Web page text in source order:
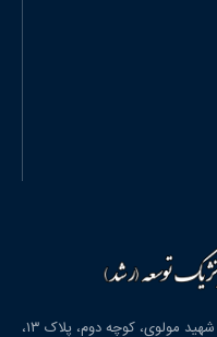
قم، شهرک پردیسان، بلوار دانشگاه، بلوار شهید مولوی، کوچه دوم، پلاک ۱۳،